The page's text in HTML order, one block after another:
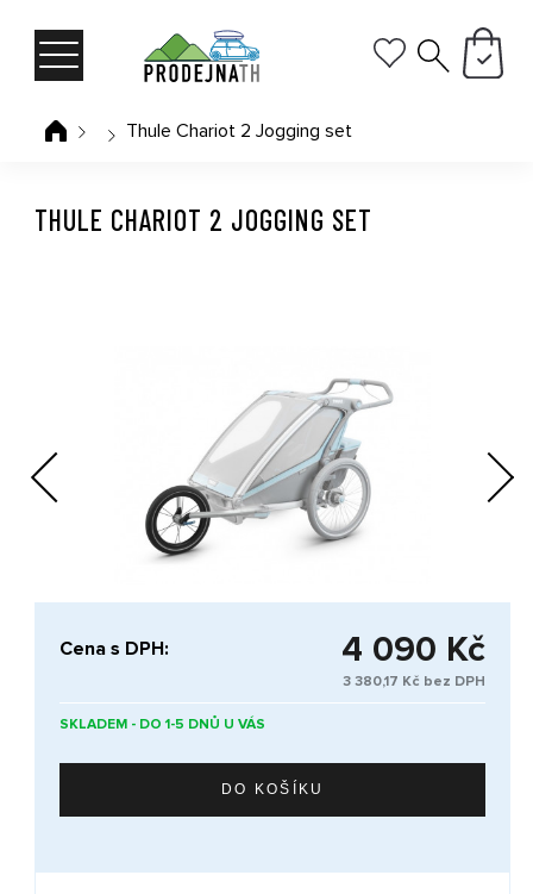
Thule Chariot 2 Jogging set
Previous Next
THULE CHARIOT 2 JOGGING SET
Cena s DPH: 4 090 Kč
3 380,17 Kč bez DPH
SKLADEM - DO 1-5 DNŮ U VÁS